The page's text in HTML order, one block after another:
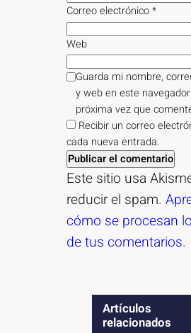
Correo electrónico*
Web
Guarda mi nombre,
y web en este
próxima vez que
Recibir un correo
cada nueva entrada.
Este sitio usa
reducir el spam.
cómo se procesan
de tus comentarios.
Artículos
relacionados